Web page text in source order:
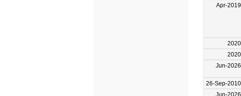
Apr-2019
2020
2020
Jun-2026
26-Sep-2010
Jun-2026